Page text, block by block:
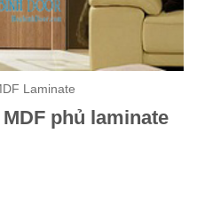
Laminate
phủ laminate